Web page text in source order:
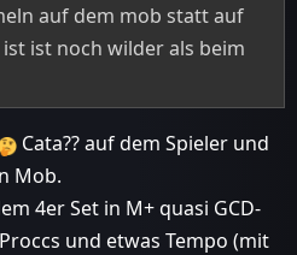
auf dem mob statt auf
ist noch wilder als beim
Cata?? auf dem Spieler und
Mob.
4er Set in M+ quasi GCD-
und etwas Tempo (mit